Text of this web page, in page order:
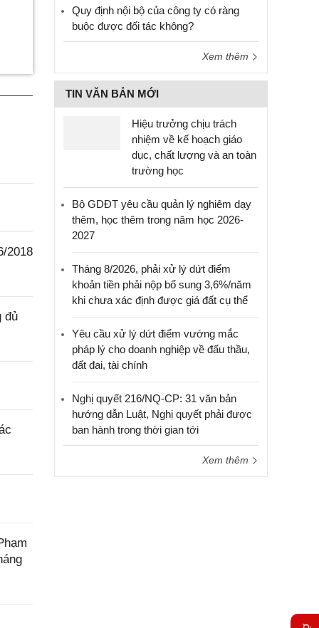
2018
đủ
Quy định nội bộ của công ty có ràng
buộc được đối tác không?
Xem thêm
TIN VĂN BẢN MỚI
Hiệu trưởng chịu trách
nhiệm về kế hoạch giáo
dục, chất lượng và an toàn
trường học
Bộ GDĐT yêu cầu quản lý nghiêm dạy
thêm, học thêm trong năm học 2026-
2027
Tháng 8/2026, phải xử lý dứt điểm
khoản tiền phải nộp bổ sung 3,6%/năm
khi chưa xác định được giá đất cụ thể
Yêu cầu xử lý dứt điểm vướng mắc
pháp lý cho doanh nghiệp về đấu thầu,
đất đai, tài chính
Nghị quyết 216/NQ-CP: 31 văn bản
hướng dẫn Luật, Nghị quyết phải được
ban hành trong thời gian tới
Xem thêm